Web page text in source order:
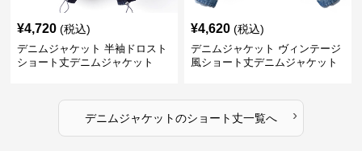
¥4,720 (税込)
デニムジャケット 半袖ドロスト
ショート丈デニムジャケット
¥4,620 (税込)
デニムジャケット ヴィンテージ
風ショート丈デニムジャケット
デニムジャケットのショート丈一覧へ ›